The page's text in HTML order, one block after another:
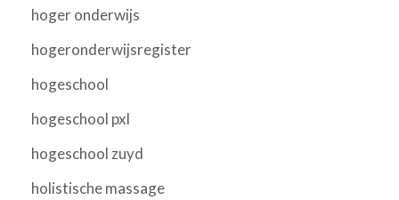
hoger onderwijs
hogeronderwijsregister
hogeschool
hogeschool pxl
hogeschool zuyd
holistische massage